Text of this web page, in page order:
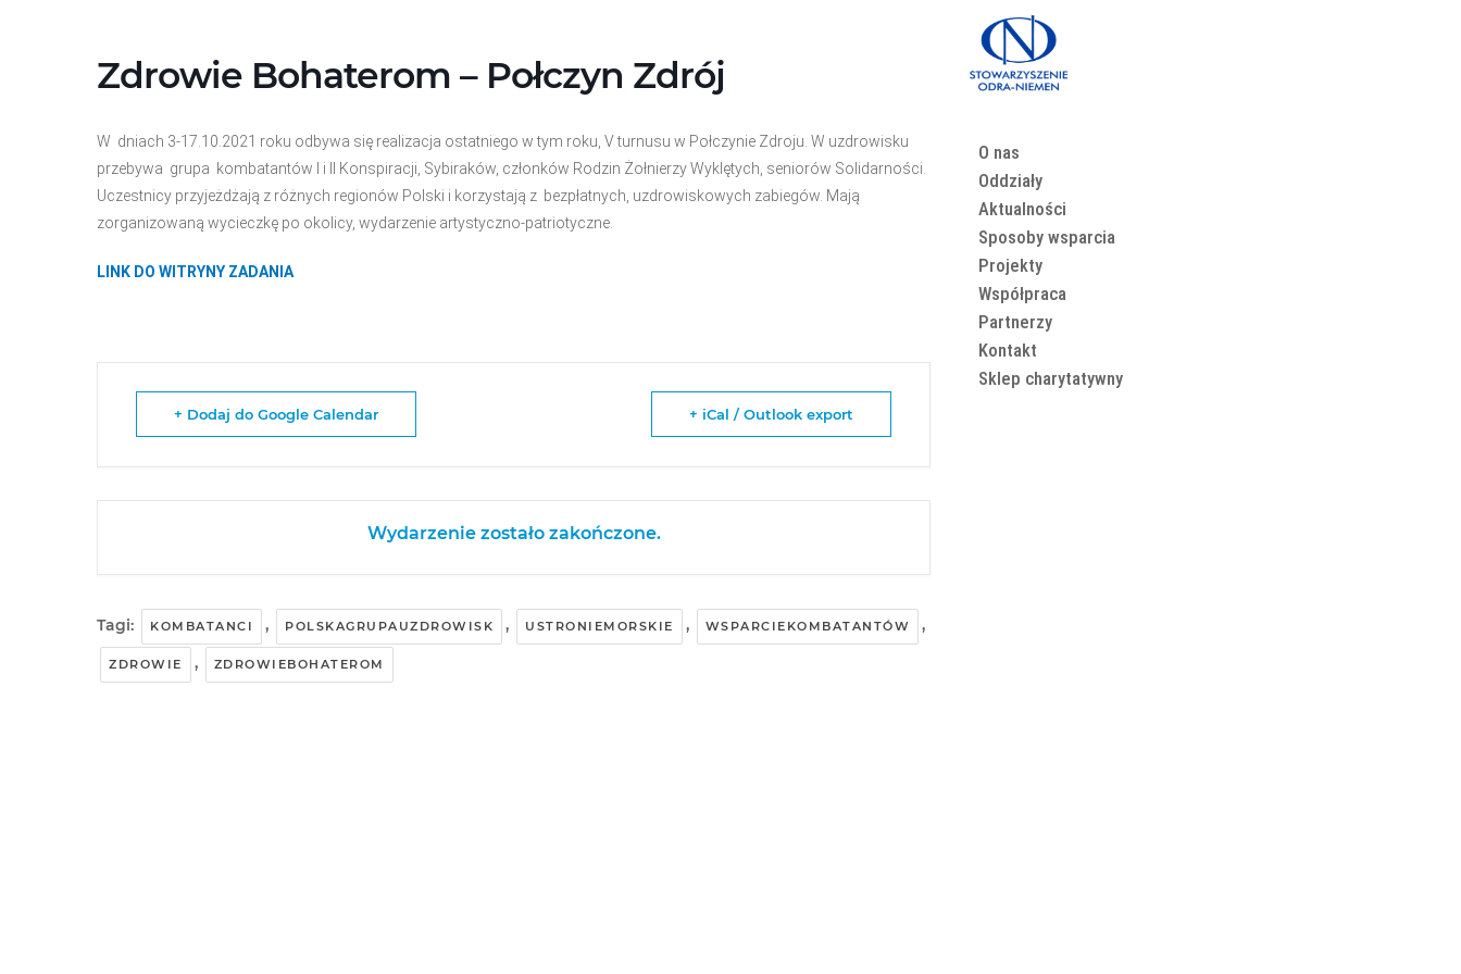
Zdrowie Bohaterom – Połczyn Zdrój
W dniach 3-17.10.2021 roku odbywa się realizacja ostatniego w tym roku, V turnusu w Połczynie Zdroju. W uzdrowisku
przebywa grupa kombatantów I i II Konspiracji, Sybiraków, członków Rodzin Żołnierzy Wyklętych, seniorów Solidarności.
Uczestnicy przyjeżdżają z różnych regionów Polski i korzystają z bezpłatnych, uzdrowiskowych zabiegów. Mają
zorganizowaną wycieczkę po okolicy, wydarzenie artystyczno-patriotyczne.
LINK DO WITRYNY ZADANIA
+ Dodaj do Google Calendar + iCal / Outlook export
Wydarzenie zostało zakończone.
Tagi: KOMBATANCI , POLSKAGRUPAUZDROWISK , USTRONIEMORSKIE , WSPARCIEKOMBATANTÓW ,
ZDROWIE , ZDROWIEBOHATEROM
O nas
Oddziały
Aktualności
Sposoby wsparcia
Projekty
Współpraca
Partnerzy
Kontakt
Sklep charytatywny